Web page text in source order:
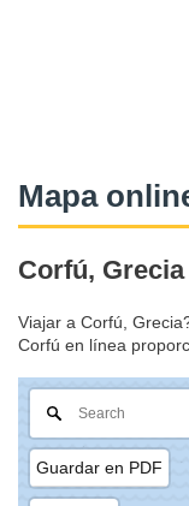
Mapa
Corfú,
Viajar a Corfú,
Corfú en línea
Guardar en PDF